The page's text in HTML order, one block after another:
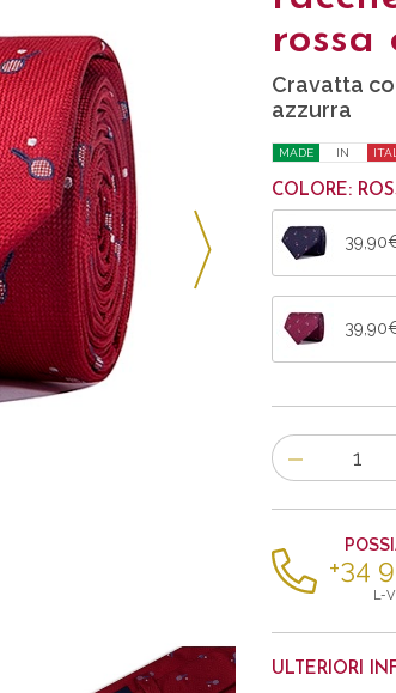
rossa
Cravatta
azzurra
MADE IN
COLORE:
Numero
di
articoli
+34
L-
ULTERIORI